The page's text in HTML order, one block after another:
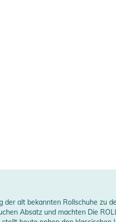
der alt bekannten Rollschuhe zu
Absatz und machten Die